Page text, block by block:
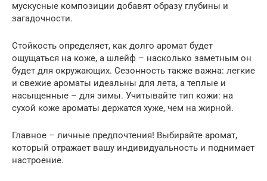
мускусные композиции добавят образу глубины и
загадочности.
Стойкость определяет, как долго аромат будет
ощущаться на коже, а шлейф – насколько заметным он
будет для окружающих. Сезонность также важна: легкие
и свежие ароматы идеальны для лета, а теплые и
насыщенные – для зимы. Учитывайте тип кожи: на
сухой коже ароматы держатся хуже, чем на жирной.
Главное – личные предпочтения! Выбирайте аромат,
который отражает вашу индивидуальность и поднимает
настроение.